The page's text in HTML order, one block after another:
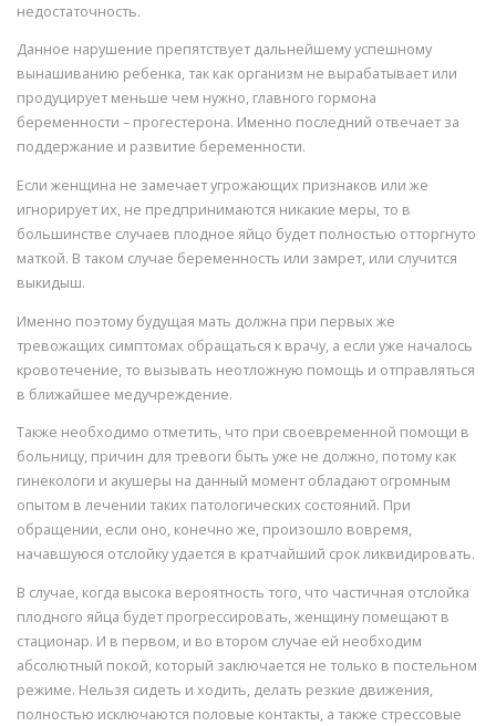
недостаточность.
Данное нарушение препятствует дальнейшему успешному
вынашиванию ребенка, так как организм не вырабатывает или
продуцирует меньше чем нужно, главного гормона
беременности – прогестерона. Именно последний отвечает за
поддержание и развитие беременности.
Если женщина не замечает угрожающих признаков или же
игнорирует их, не предпринимаются никакие меры, то в
большинстве случаев плодное яйцо будет полностью отторгнуто
маткой. В таком случае беременность или замрет, или случится
выкидыш.
Именно поэтому будущая мать должна при первых же
тревожащих симптомах обращаться к врачу, а если уже началось
кровотечение, то вызывать неотложную помощь и отправляться
в ближайшее медучреждение.
Также необходимо отметить, что при своевременной помощи в
больницу, причин для тревоги быть уже не должно, потому как
гинекологи и акушеры на данный момент обладают огромным
опытом в лечении таких патологических состояний. При
обращении, если оно, конечно же, произошло вовремя,
начавшуюся отслойку удается в кратчайший срок ликвидировать.
В случае, когда высока вероятность того, что частичная отслойка
плодного яйца будет прогрессировать, женщину помещают в
стационар. И в первом, и во втором случае ей необходим
абсолютный покой, который заключается не только в постельном
режиме. Нельзя сидеть и ходить, делать резкие движения,
полностью исключаются половые контакты, а также стрессовые